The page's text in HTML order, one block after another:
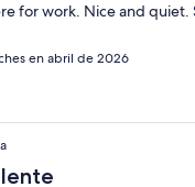
for work. Nice and quiet.
en abril de 2026